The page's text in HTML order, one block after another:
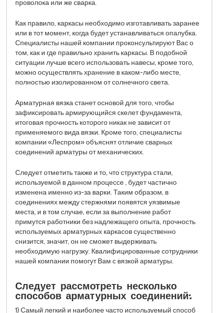
проволока или же сварка.
Как правило, каркасы необходимо изготавливать заранее
или в тот момент, когда будет устанавливаться опалубка.
Специалисты нашей компании проконсультируют Вас о
том, как и где правильно хранить каркасы. В подобной
ситуации лучше всего использовать навесы, кроме того,
можно осуществлять хранение в каком-либо месте,
полностью изолированном от солнечного света.
Арматурная вязка станет основой для того, чтобы
зафиксировать армирующийся скелет фундамента,
итоговая прочность которого никак не зависит от
применяемого вида вязки. Кроме того, специалисты
компании «Леспром» объяснят отличие сварных
соединений арматуры от механических.
Следует отметить также и то, что структура стали,
используемой в данном процессе , будет частично
изменена именно из-за варки. Таким образом, в
соединениях между стержнями появятся уязвимые
места, и в том случае, если за выполнение работ
примутся работники без надлежащего опыта, прочность
используемых арматурных каркасов существенно
снизится, значит, он не сможет выдерживать
необходимую нагрузку. Квалифицированные сотрудники
нашей компании помогут Вам с вязкой арматуры.
Следует рассмотреть несколько
способов арматурных соединений:
1) Самый легкий и наиболее часто используемый способ